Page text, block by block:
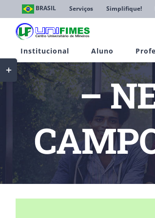
conteúdo
BRASIL Serviços Simplifique!
Institucional Aluno
–
Toggle
Sliding
Bar